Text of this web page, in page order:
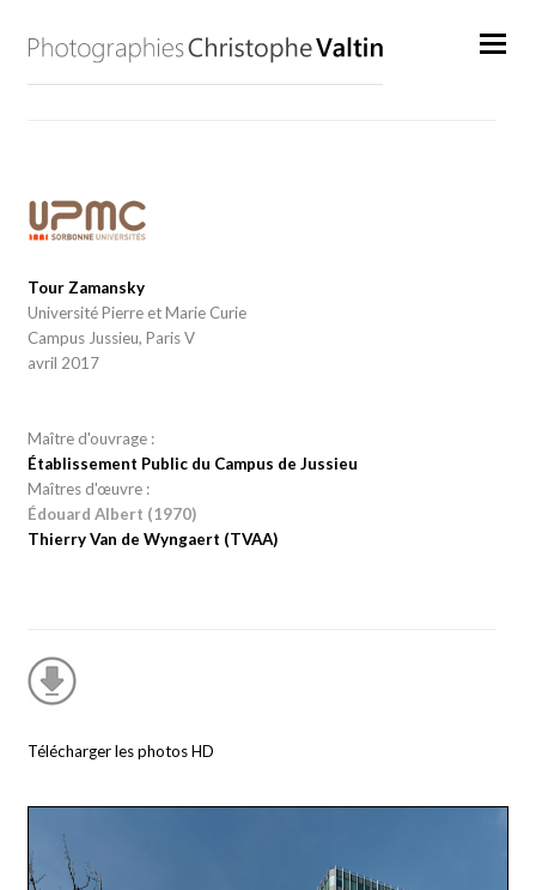
Tour Zamansky
Université Pierre et Marie Curie
Campus Jussieu, Paris V
avril 2017
Maître d'ouvrage :
Établissement Public du Campus de Jussieu
Maîtres d'œuvre :
Édouard Albert (1970)
Thierry Van de Wyngaert (TVAA)
Télécharger les photos HD